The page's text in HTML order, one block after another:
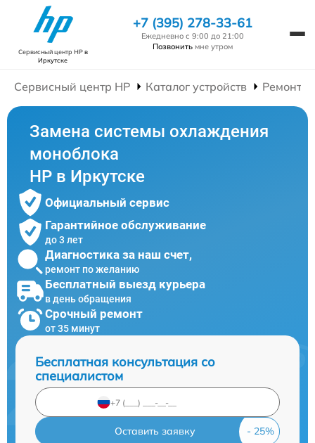
Сервисный центр HPв
Иркутске
+7 (395) 278-33-61
Ежедневно с 9:00 до 21:00
Позвонить мне утром
Сервисный центр HP Каталог устройств Ремонт
Замена системы охлаждения
моноблока
HP в Иркутске
Официальный сервис
Гарантийное обслуживание
до 3 лет
Диагностика за наш счет,
ремонт по желанию
Бесплатный выезд курьера
в день обращения
Срочный ремонт
от 35 минут
Бесплатная консультация со
специалистом
Оставить заявку